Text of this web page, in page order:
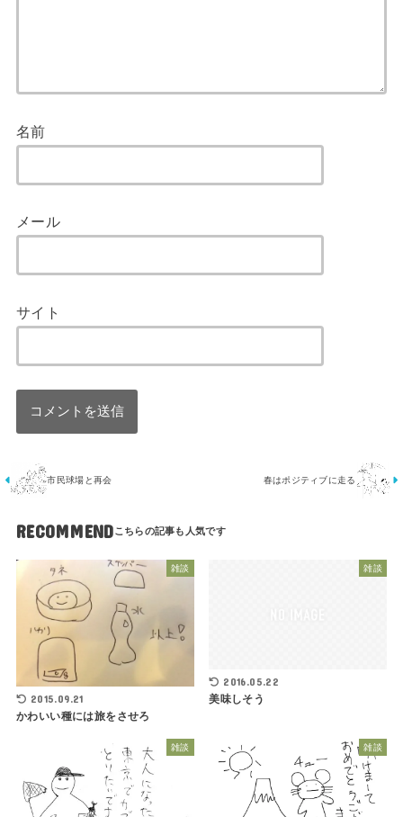
名前
メール
サイト
市民球場と再会 春はポジティブに走る
RECOMMEND
雑談
2015.09.21
かわいい種には旅をさせろ
雑談
2016.05.22
美味しそう
雑談 雑談